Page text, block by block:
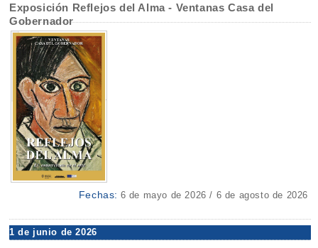
Exposición Reflejos del Alma - Ventanas Casa del
Gobernador
Fechas: 6 de mayo de 2026 / 6 de agosto de 2026
1 de junio de 2026